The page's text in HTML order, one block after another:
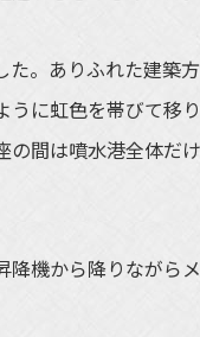
。ありふれた建築
に虹色を帯びて移
間は噴水港全体だ
機から降りながらメ